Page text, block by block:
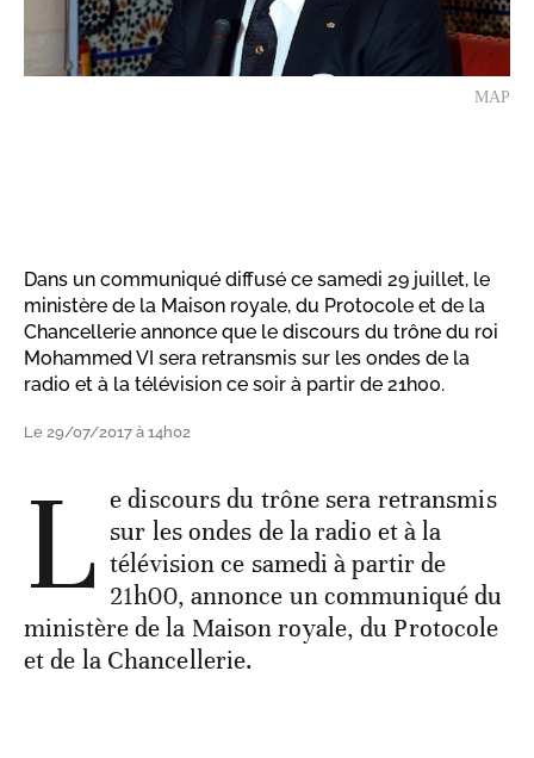
MAP
Dans un communiqué diffusé ce samedi 29 juillet, le
ministère de la Maison royale, du Protocole et de la
Chancellerie annonce que le discours du trône du roi
Mohammed VI sera retransmis sur les ondes de la
radio et à la télévision ce soir à partir de 21h00.
Le 29/07/2017 à 14h02
L e discours du trône sera retransmis
sur les ondes de la radio et à la
télévision ce samedi à partir de
21h00, annonce un communiqué du
ministère de la Maison royale, du Protocole
et de la Chancellerie.